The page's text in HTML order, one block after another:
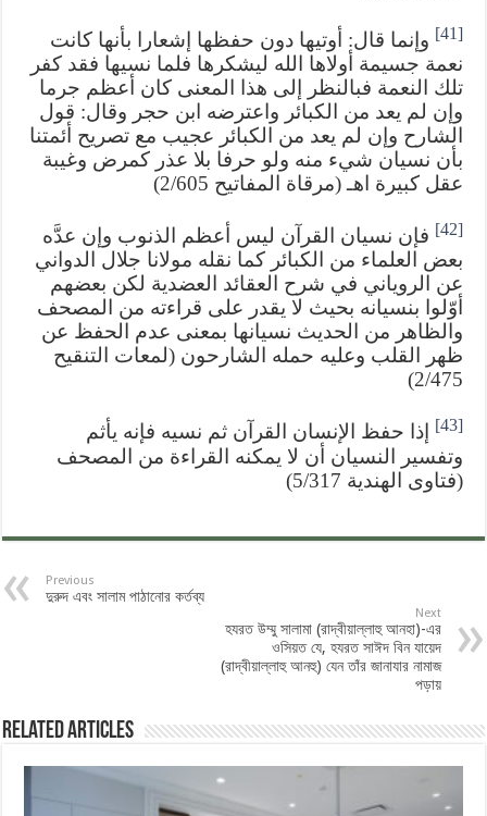
[41]
وإنما قال: أوتيها دون حفظها إشعارا بأنها كانت
نعمة جسيمة أولاها الله ليشكرها فلما نسيها فقد كفر
تلك النعمة فبالنظر إلى هذا المعنى كان أعظم جرما
وإن لم يعد من الكبائر واعترضه ابن حجر وقال: قول
الشارح وإن لم يعد من الكبائر عجيب مع تصريح أئمتنا
بأن نسيان شيء منه ولو حرفا بلا عذر كمرض وغيبة
عقل كبيرة اهـ (مرقاة المفاتيح 2/605)
[42]
فإن نسيان القرآن ليس أعظم الذنوب وإن عدَّه
بعض العلماء من الكبائر كما نقله مولانا جلال الدواني
عن الروياني في شرح العقائد العضدية لكن بعضهم
أوّلوا بنسيانه بحيث لا يقدر على قراءته من المصحف
والظاهر من الحديث نسيانها بمعنى عدم الحفظ عن
ظهر القلب وعليه حمله الشارحون (لمعات التنقيح
2/475)
[43]
إذا حفظ الإنسان القرآن ثم نسيه فإنه يأثم
وتفسير النسيان أن لا يمكنه القراءة من المصحف
(فتاوى الهندية 5/317)
Previous
দুরুদ এবং সালাম পাঠানোর কর্তব্য
Next
হযরত উম্মু সালামা (রাদ্বীয়াল্লাহু আনহা)-এর
ওসিয়ত যে, হযরত সাঈদ বিন যায়েদ
‎‎(রাদ্বীয়াল্লাহু আনহু) যেন তাঁর জানাযার নামাজ
পড়ায়
Related Articles